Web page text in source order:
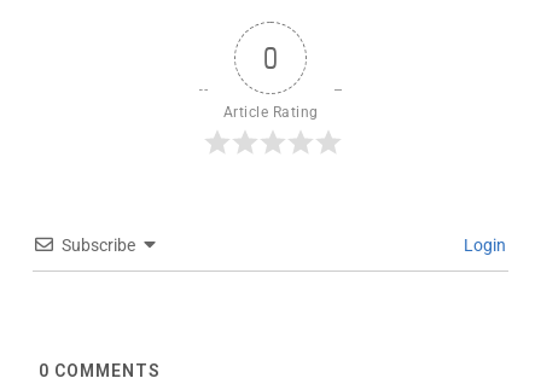
0
Article Rating
Subscribe Login
0 COMMENTS